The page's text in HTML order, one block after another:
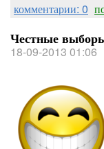
комментарии: 0
Честные
18-09-2013 01:06